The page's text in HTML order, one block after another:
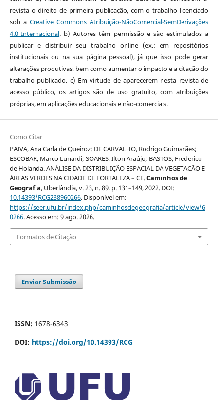
revista o direito de primeira publicação, com o trabalho licenciado
sob a Creative Commons Atribuição-NãoComercial-SemDerivações
4.0 Internacional. b) Autores têm permissão e são estimulados a
publicar e distribuir seu trabalho online (ex.: em repositórios
institucionais ou na sua página pessoal), já que isso pode gerar
alterações produtivas, bem como aumentar o impacto e a citação do
trabalho publicado. c) Em virtude de aparecerem nesta revista de
acesso público, os artigos são de uso gratuito, com atribuições
próprias, em aplicações educacionais e não-comerciais.
Como Citar
PAIVA, Ana Carla de Queiroz; DE CARVALHO, Rodrigo Guimarães;
ESCOBAR, Marco Lunardi; SOARES, Ilton Araújo; BASTOS, Frederico
de Holanda. ANÁLISE DA DISTRIBUIÇÃO ESPACIAL DA VEGETAÇÃO E
ÁREAS VERDES NA CIDADE DE FORTALEZA – CE.Caminhos de
Geografia, Uberlândia, v. 23, n. 89, p. 131–149, 2022. DOI:
10.14393/RCG238960266. Disponível em:
https://seer.ufu.br/index.php/caminhosdegeografia/article/view/6
0266. Acesso em: 9 ago. 2026.
Formatos de Citação
Enviar Submissão
ISSN: 1678-6343
DOI: https://doi.org/10.14393/RCG